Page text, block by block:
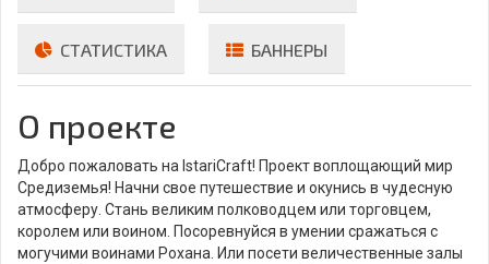
СТАТИСТИКА БАННЕРЫ
О проекте
Добро пожаловать на IstariCraft! Проект воплощающий мир
Средиземья! Начни свое путешествие и окунись в чудесную
атмосферу. Стань великим полководцем или торговцем,
королем или воином. Посоревнуйся в умении сражаться с
могучими воинами Рохана. Или посети величественные залы